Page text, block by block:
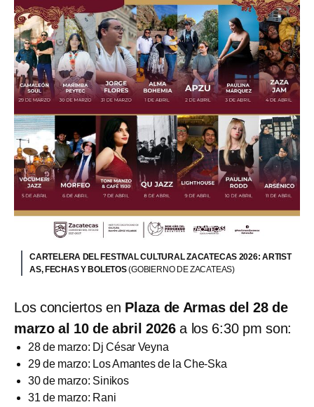
CARTELERA DEL FESTIVAL CULTURAL ZACATECAS 2026: ARTIST
AS, FECHAS Y BOLETOS(GOBIERNO DE ZACATEAS)
Los conciertos en Plaza de Armas del 28 de
marzo al 10 de abril 2026 a los 6:30 pm son:
28 de marzo: Dj César Veyna
29 de marzo: Los Amantes de la Che-Ska
30 de marzo: Sinikos
31 de marzo: Rani